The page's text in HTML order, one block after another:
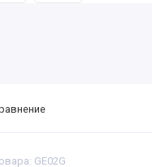
GE02G